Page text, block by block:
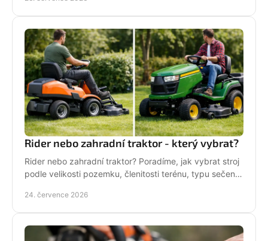
Rider nebo zahradní traktor - který vybrat?
Rider nebo zahradní traktor? Poradíme, jak vybrat stroj
podle velikosti pozemku, členitosti terénu, typu sečení
24. července 2026